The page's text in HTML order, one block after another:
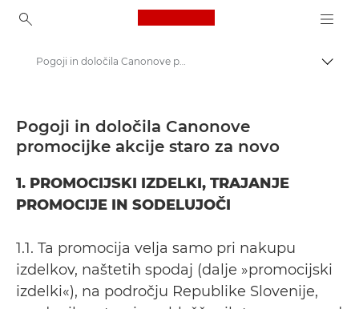
Canon Logo, back to
Možnost vračila denarja Canon | Ponudbe | Ugodne ponudbe
Stehtajte svoj popust
Pogoji in določila Canonove promocijke akcije staro za novo
Pogoji in določila Canonove
promocijke akcije staro za novo
1. PROMOCIJSKI IZDELKI, TRAJANJE
PROMOCIJE IN SODELUJOČI
1.1. Ta promocija velja samo pri nakupu
izdelkov, naštetih spodaj (dalje »promocijski
izdelki«), na področju Republike Slovenije,